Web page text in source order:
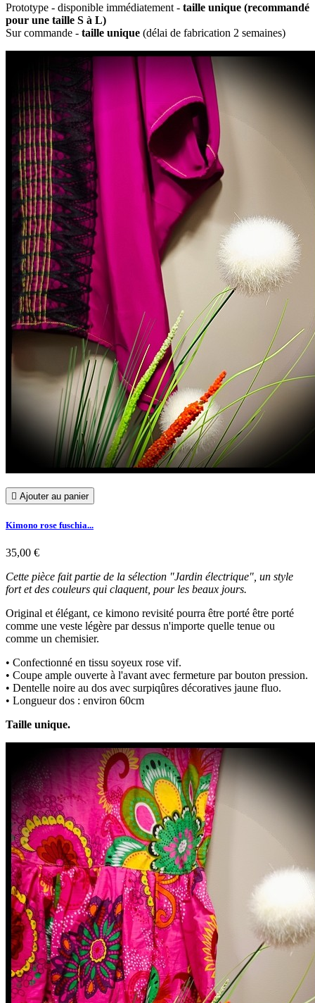
Prototype - disponible immédiatement - taille unique (recommandé
pour une taille S à L)
Sur commande - taille unique (délai de fabrication 2 semaines)
 Ajouter au panier
Kimono rose fuschia...
35,00 €
Cette pièce fait partie de la sélection "Jardin électrique", un style
fort et des couleurs qui claquent, pour les beaux jours.
Original et élégant, ce kimono revisité pourra être porté être porté
comme une veste légère par dessus n'importe quelle tenue ou
comme un chemisier.
• Confectionné en tissu soyeux rose vif.
• Coupe ample ouverte à l'avant avec fermeture par bouton pression.
• Dentelle noire au dos avec surpiqûres décoratives jaune fluo.
• Longueur dos : environ 60cm
Taille unique.